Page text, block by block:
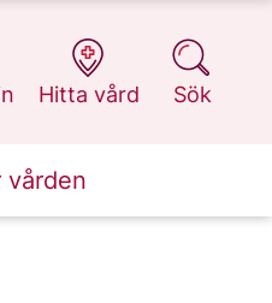
Hitta vård
på 1177.se
Sök
på 1177.se
vården